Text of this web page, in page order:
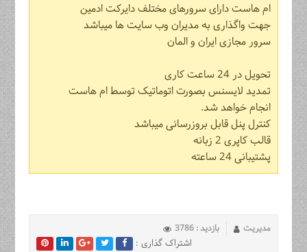
ام هاست دارای سرورهای مختلف دایرکت ادمین
جهت واگذاری به مدیران وب سایت ها میباشد
سرور مجازی ایران و المان
تحویل در 24 ساعت کاری
تمدید لایسنس بصورت اتوماتیک توسط ام هاست
انجام خواهد شد.
کنترل پنل قابل بروزرسانی میباشد
قالب کاپری 2 زبانه
پشتیبانی 24 ساعته
مدیریت بازدید : 3786
اشتراک گذاری :